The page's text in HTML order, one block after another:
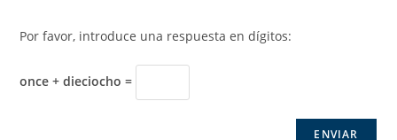
Por favor, introduce una respuesta en dígitos:
once + dieciocho =